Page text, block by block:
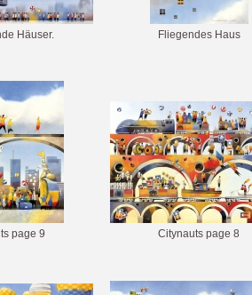
Häuser. Fliegendes Haus
page 9 Citynauts page 8